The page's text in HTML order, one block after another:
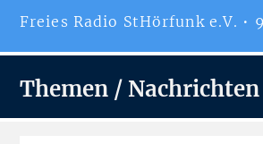
Freies Radio StHörfunke.V. •
Themen / Nachrichten